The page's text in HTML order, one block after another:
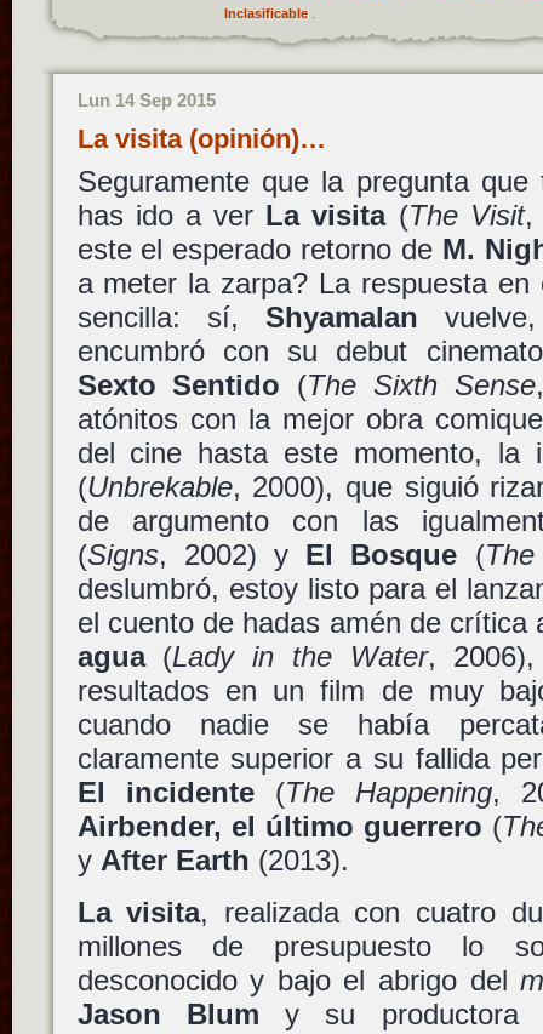
Inclasificable.
Lun 14 Sep 2015
La visita (opinión)…
Seguramente que la pregunta
has ido a ver La visita(The Visit,
este el esperado retorno de M.
a meter la zarpa? La respuesta
sencilla: sí,Shyamalan
encumbró con su debut
Sexto Sentido (The Sixth Sense
atónitos con la mejor obra
del cine hasta este momento, la
(Unbrekable, 2000), que siguió
de argumento con las
(Signs, 2002) y El Bosque (
deslumbró, estoy listo para el
el cuento de hadas amén de
agua(Lady in the Water, 2006),
resultados en un film de muy
cuando nadie se había
claramente superior a su fallida
El incidente(The Happening,
Airbender, el último guerrero (
y After Earth (2013).
La visita, realizada con cuatro
millones de presupuesto lo
desconocido y bajo el abrigo del
Jason Blum y su productora